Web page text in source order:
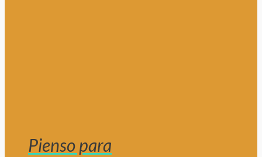
Pienso para